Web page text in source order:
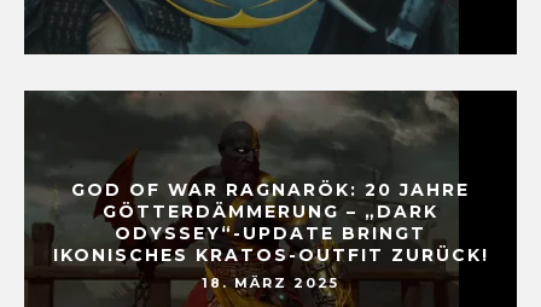
GOD OF WAR RAGNARÖK: 20 JAHRE
GÖTTERDÄMMERUNG – „DARK
ODYSSEY“-UPDATE BRINGT
IKONISCHES KRATOS-OUTFIT ZURÜCK!
18. MÄRZ 2025